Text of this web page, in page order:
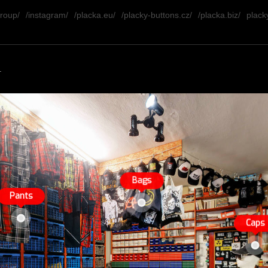
/instagram/ /placka.eu/ /placky-buttons.cz/ /placka.biz/